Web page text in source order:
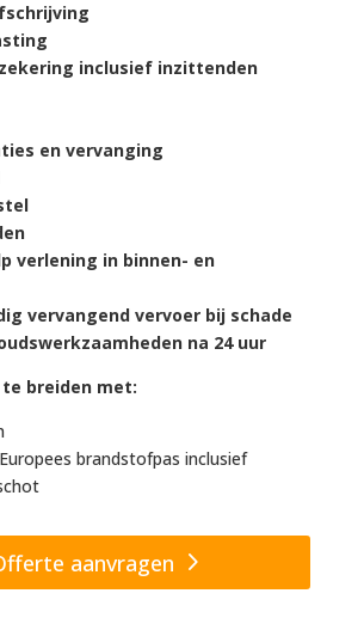
inclusief inzittenden
en vervanging
verlening in binnen- en
vervangend vervoer bij schade
na 24 uur
breiden met:
brandstofpas inclusief
aanvragen